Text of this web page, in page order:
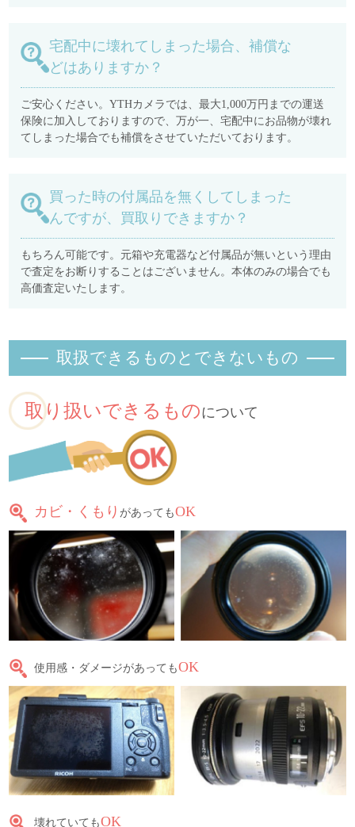
宅配中に壊れてしまった場合、補償な
どはありますか？
ご安心ください。YTHカメラでは、最大1,000万円までの運送
保険に加入しておりますので、万が一、宅配中にお品物が壊れ
てしまった場合でも補償をさせていただいております。
買った時の付属品を無くしてしまった
んですが、買取りできますか？
もちろん可能です。元箱や充電器など付属品が無いという理由
で査定をお断りすることはございません。本体のみの場合でも
高価査定いたします。
取扱できるものとできないもの
取り扱いできるものについて
カビ・くもり があってもOK
使用感・ダメージがあってもOK
壊れていてもOK